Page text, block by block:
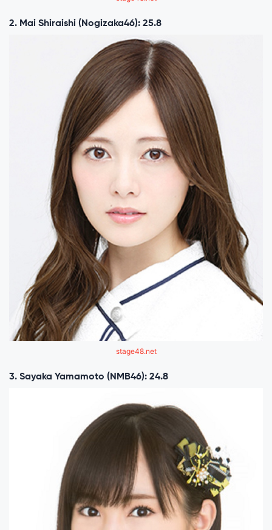
2. Mai Shiraishi (Nogizaka46): 25.8
stage48.net
3. Sayaka Yamamoto (NMB46): 24.8